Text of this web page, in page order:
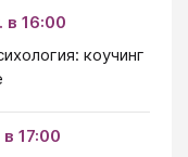
в 16:00
коучинг
17:00